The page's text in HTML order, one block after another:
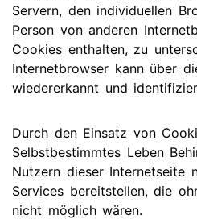
Servern, den individuellen
Person von anderen
Cookies enthalten, zu
Internetbrowser kann über
wiedererkannt und
Durch den Einsatz von
Selbstbestimmtes Leben
Nutzern dieser Internetseite
Services bereitstellen, die
nicht möglich wären.